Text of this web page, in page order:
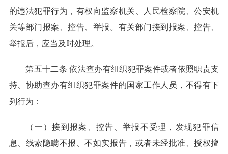
的违法犯罪行为，有权向监察机关、人民检察院、公安机
关等部门报案、控告、举报。有关部门接到报案、控告、
举报后，应当及时处理。
第五十二条 依法查办有组织犯罪案件或者依照职责支
持、协助查办有组织犯罪案件的国家工作人员，不得有下
列行为：
（一）接到报案、控告、举报不受理，发现犯罪信
息、线索隐瞒不报、不如实报告，或者未经批准、授权擅